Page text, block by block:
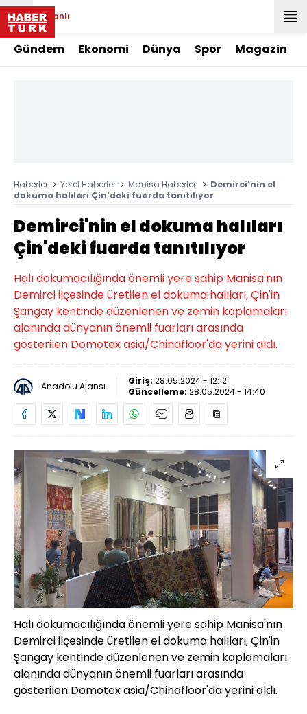
Canlı
Gündem Ekonomi Dünya Spor Magazin
Haberler Yerel Haberler Manisa Haberleri
Demirci'nin el
dokuma halıları Çin'deki fuarda tanıtılıyor
Demirci'nin el dokuma halıları
Çin'deki fuarda tanıtılıyor
Halı dokumacılığında önemli yere sahip Manisa'nın
Demirci ilçesinde üretilen el dokuma halıları, Çin'in
Şangay kentinde düzenlenen ve zemin kaplamaları
alanında dünyanın önemli fuarları arasında
gösterilen Domotex asia/Chinafloor'da yerini aldı.
Anadolu Ajansı Giriş: 28.05.2024 - 12:12
Güncelleme: 28.05.2024 - 14:40
Halı dokumacılığında önemli yere sahip Manisa'nın
Demirci ilçesinde üretilen el dokuma halıları, Çin'in
Şangay kentinde düzenlenen ve zemin kaplamaları
alanında dünyanın önemli fuarları arasında
gösterilen Domotex asia/Chinafloor'da yerini aldı.